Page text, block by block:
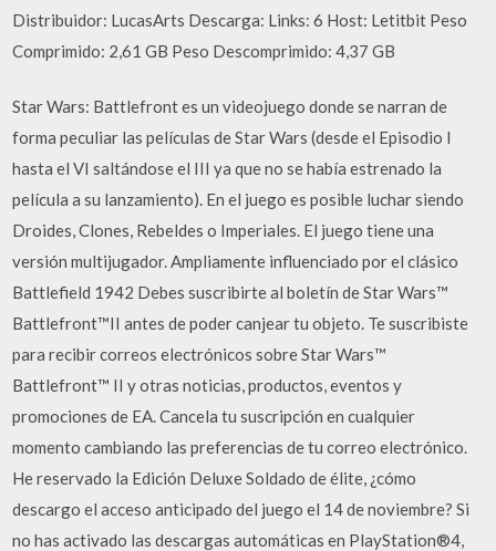
Distribuidor: LucasArts Descarga: Links: 6 Host: Letitbit Peso
Comprimido: 2,61 GB Peso Descomprimido: 4,37 GB
Star Wars: Battlefront es un videojuego donde se narran de
forma peculiar las películas de Star Wars (desde el Episodio I
hasta el VI saltándose el III ya que no se había estrenado la
película a su lanzamiento). En el juego es posible luchar siendo
Droides, Clones, Rebeldes o Imperiales. El juego tiene una
versión multijugador. Ampliamente influenciado por el clásico
Battlefield 1942 Debes suscribirte al boletín de Star Wars™
Battlefront™II antes de poder canjear tu objeto. Te suscribiste
para recibir correos electrónicos sobre Star Wars™
Battlefront™ II y otras noticias, productos, eventos y
promociones de EA. Cancela tu suscripción en cualquier
momento cambiando las preferencias de tu correo electrónico.
He reservado la Edición Deluxe Soldado de élite, ¿cómo
descargo el acceso anticipado del juego el 14 de noviembre? Si
no has activado las descargas automáticas en PlayStation®4,